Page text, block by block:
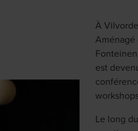
À
Aménagé
est
Le long